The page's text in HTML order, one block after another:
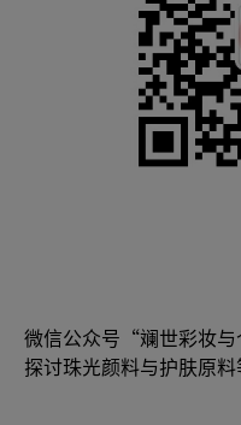
微信公众号“斓世彩妆与
探讨珠光颜料与护肤原